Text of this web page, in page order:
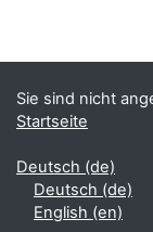
Sie sind nicht
Startseite
Deutsch ‎(de)‎
Deutsch ‎(de)‎
English ‎(en)‎